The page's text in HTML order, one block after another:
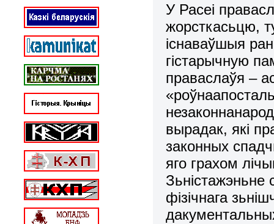
У Расеі
жорсткасьцю,
існаваўшыя
гістарычную
праваслаўя –
вырадак, які
законных
яго грахом
фізічнага